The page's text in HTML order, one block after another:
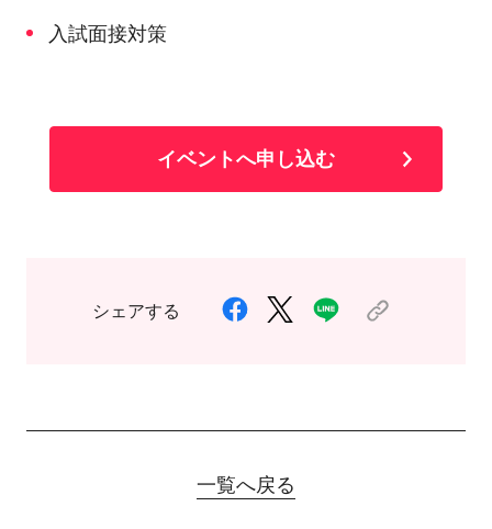
入試面接対策
イベントへ申し込む
シェアする
一覧へ戻る